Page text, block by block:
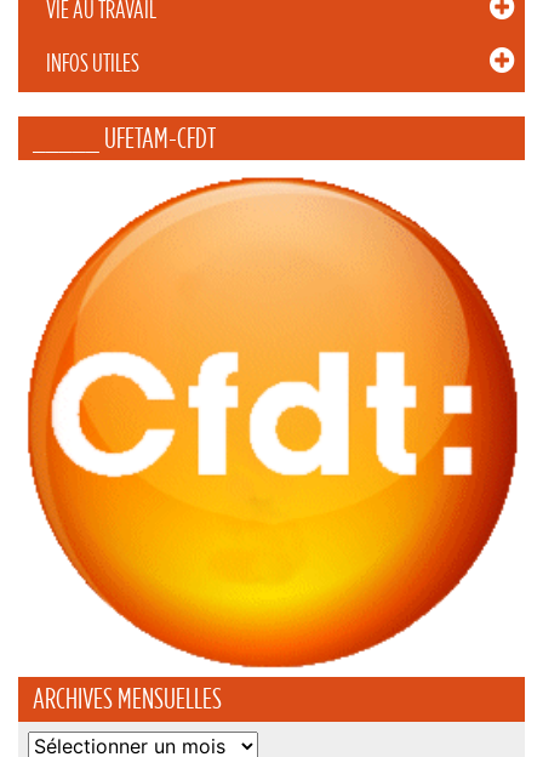
VIE AU TRAVAIL
INFOS UTILES
_____ UFETAM-CFDT
ARCHIVES MENSUELLES
Archives